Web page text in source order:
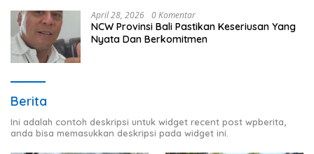
April 28, 2026 0 Komentar
NCW Provinsi Bali Pastikan Keseriusan Yang
Nyata Dan Berkomitmen
Berita
Ini adalah contoh deskripsi untuk widget recent post wpberita,
anda bisa memasukkan deskripsi pada widget ini.